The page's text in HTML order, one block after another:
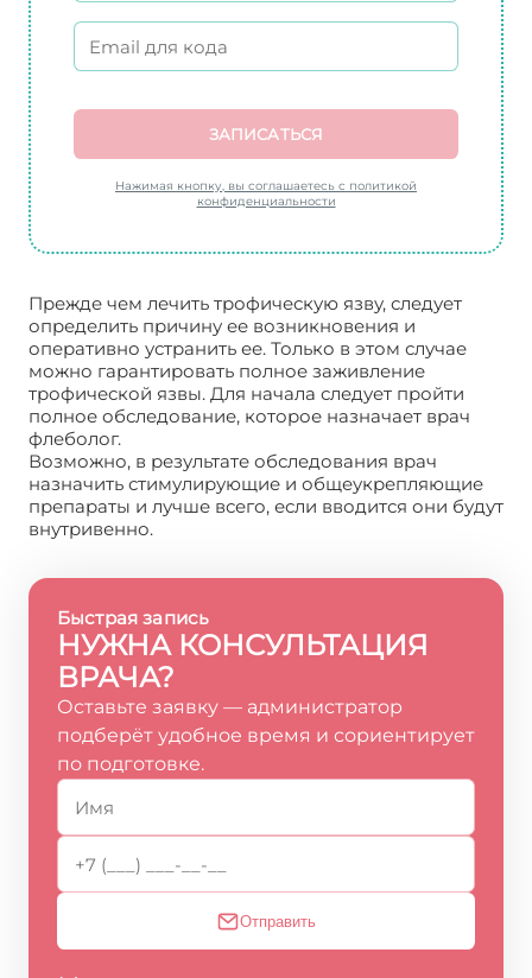
ЗАПИСАТЬСЯ
Нажимая кнопку, вы соглашаетесь с политикой
конфиденциальности
Прежде чем лечить трофическую язву, следует
определить причину ее возникновения и
оперативно устранить ее. Только в этом случае
можно гарантировать полное заживление
трофической язвы. Для начала следует пройти
полное обследование, которое назначает врач
флеболог.
Возможно, в результате обследования врач
назначить стимулирующие и общеукрепляющие
препараты и лучше всего, если вводится они будут
внутривенно.
Быстрая запись
НУЖНА КОНСУЛЬТАЦИЯ
ВРАЧА?
Оставьте заявку — администратор
подберёт удобное время и сориентирует
по подготовке.
Отправить